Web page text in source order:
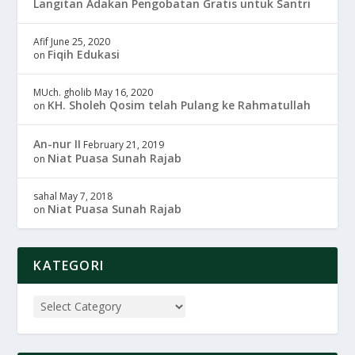
Langitan Adakan Pengobatan Gratis untuk Santri
Afif June 25, 2020
on Fiqih Edukasi
MUch. gholib May 16, 2020
on KH. Sholeh Qosim telah Pulang ke Rahmatullah
An-nur II February 21, 2019
on Niat Puasa Sunah Rajab
sahal May 7, 2018
on Niat Puasa Sunah Rajab
KATEGORI